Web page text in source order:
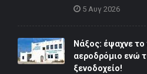
5 Αυγ 2026
Νάξος: έψαχνε το
αεροδρόμιο ενώ
ξενοδοχείο!